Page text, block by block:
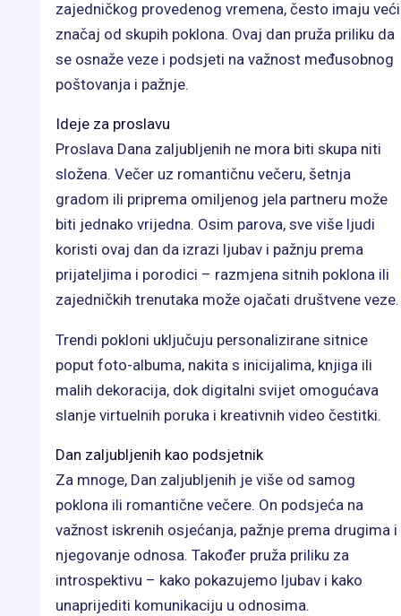
zajedničkog provedenog vremena, često imaju veći
značaj od skupih poklona. Ovaj dan pruža priliku da
se osnaže veze i podsjeti na važnost međusobnog
poštovanja i pažnje.
Ideje za proslavu
Proslava Dana zaljubljenih ne mora biti skupa niti
složena. Večer uz romantičnu večeru, šetnja
gradom ili priprema omiljenog jela partneru može
biti jednako vrijedna. Osim parova, sve više ljudi
koristi ovaj dan da izrazi ljubav i pažnju prema
prijateljima i porodici – razmjena sitnih poklona ili
zajedničkih trenutaka može ojačati društvene veze.
Trendi pokloni uključuju personalizirane sitnice
poput foto-albuma, nakita s inicijalima, knjiga ili
malih dekoracija, dok digitalni svijet omogućava
slanje virtuelnih poruka i kreativnih video čestitki.
Dan zaljubljenih kao podsjetnik
Za mnoge, Dan zaljubljenih je više od samog
poklona ili romantične večere. On podsjeća na
važnost iskrenih osjećanja, pažnje prema drugima i
njegovanje odnosa. Također pruža priliku za
introspektivu – kako pokazujemo ljubav i kako
unaprijediti komunikaciju u odnosima.